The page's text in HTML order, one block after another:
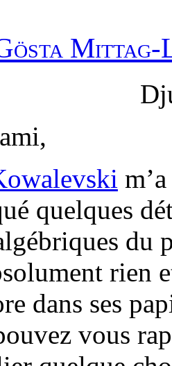
quelques
du
rien
dans ses
vous